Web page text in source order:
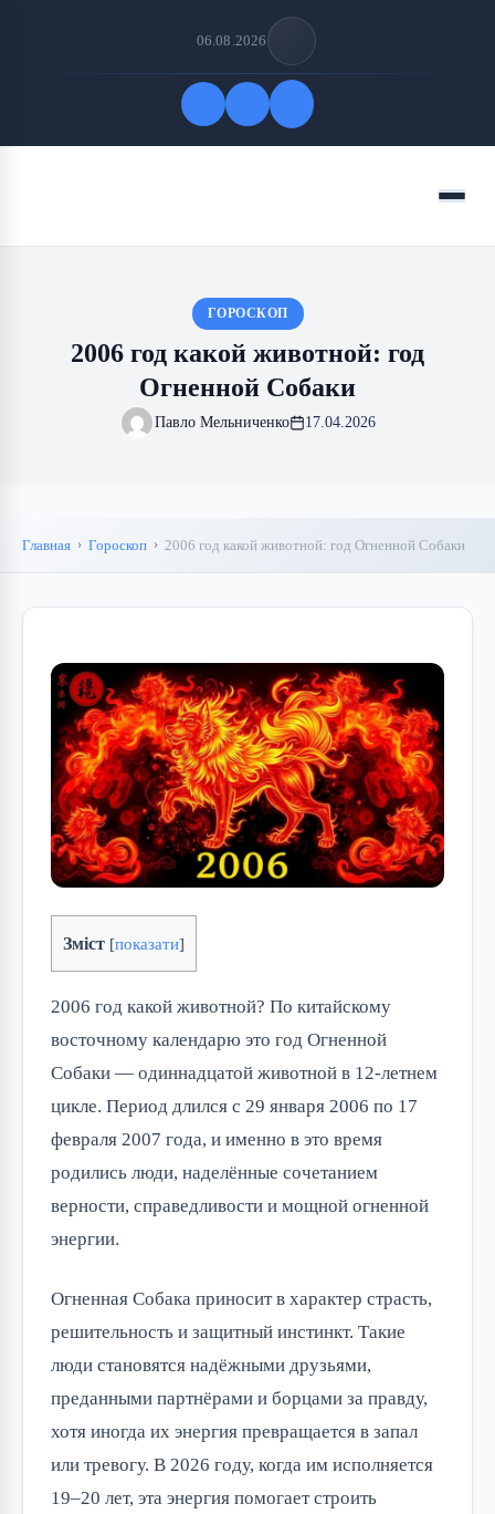
06.08.2026
Меню
ГОРОСКОП
2006 год какой животной: год
Огненной Собаки
Павло Мельниченко 17.04.2026
Главная Гороскоп 2006 год какой животной: год Огненной Собаки
Зміст [показати]
2006 год какой животной? По китайскому
восточному календарю это год Огненной
Собаки — одиннадцатой животной в 12-летнем
цикле. Период длился с 29 января 2006 по 17
февраля 2007 года, и именно в это время
родились люди, наделённые сочетанием
верности, справедливости и мощной огненной
энергии.
Огненная Собака приносит в характер страсть,
решительность и защитный инстинкт. Такие
люди становятся надёжными друзьями,
преданными партнёрами и борцами за правду,
хотя иногда их энергия превращается в запал
или тревогу. В 2026 году, когда им исполняется
19–20 лет, эта энергия помогает строить